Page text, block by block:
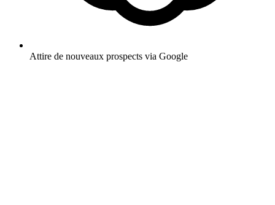
Attire de nouveaux prospects via Google